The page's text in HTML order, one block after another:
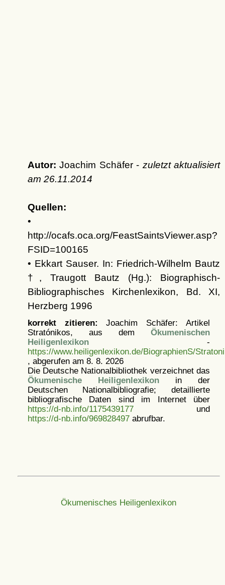
Autor: Joachim Schäfer - zuletzt aktualisiert
am 26.11.2014
Quellen:
•
http://ocafs.oca.org/FeastSaintsViewer.asp?
FSID=100165
• Ekkart Sauser. In: Friedrich-Wilhelm Bautz
†, Traugott Bautz (Hg.): Biographisch-
Bibliographisches Kirchenlexikon, Bd. XI,
Herzberg 1996
korrekt zitieren: Joachim Schäfer: Artikel
Stratónikos, aus dem Ökumenischen
Heiligenlexikon-
https://www.heiligenlexikon.de/BiographienS/
, abgerufen am 8. 8. 2026
Die Deutsche Nationalbibliothek verzeichnet das
Ökumenische Heiligenlexikonin der
Deutschen Nationalbibliografie; detaillierte
bibliografische Daten sind im Internet über
https://d-nb.info/1175439177und
https://d-nb.info/969828497abrufbar.
Ökumenisches Heiligenlexikon